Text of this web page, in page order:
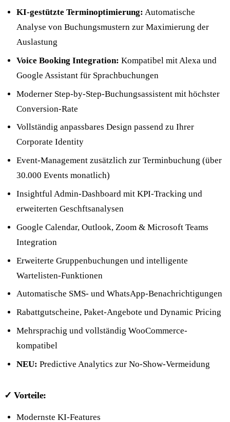
KI-gestützte Terminoptimierung: Automatische
Analyse von Buchungsmustern zur Maximierung der
Auslastung
Voice Booking Integration: Kompatibel mit Alexa und
Google Assistant für Sprachbuchungen
Moderner Step-by-Step-Buchungsassistent mit höchster
Conversion-Rate
Vollständig anpassbares Design passend zu Ihrer
Corporate Identity
Event-Management zusätzlich zur Terminbuchung (über
30.000 Events monatlich)
Insightful Admin-Dashboard mit KPI-Tracking und
erweiterten Geschftsanalysen
Google Calendar, Outlook, Zoom & Microsoft Teams
Integration
Erweiterte Gruppenbuchungen und intelligente
Wartelisten-Funktionen
Automatische SMS- und WhatsApp-Benachrichtigungen
Rabattgutscheine, Paket-Angebote und Dynamic Pricing
Mehrsprachig und vollständig WooCommerce-
kompatibel
NEU: Predictive Analytics zur No-Show-Vermeidung
✓ Vorteile:
Modernste KI-Features